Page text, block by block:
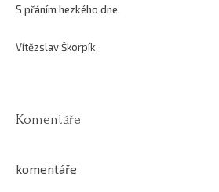
S přáním hezkého dne.
Vítězslav Škorpík
Komentáře
komentáře